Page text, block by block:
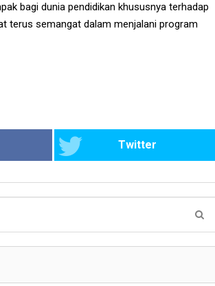
bagi dunia pendidikan khususnya terhadap
terus semangat dalam menjalani program
Twitter